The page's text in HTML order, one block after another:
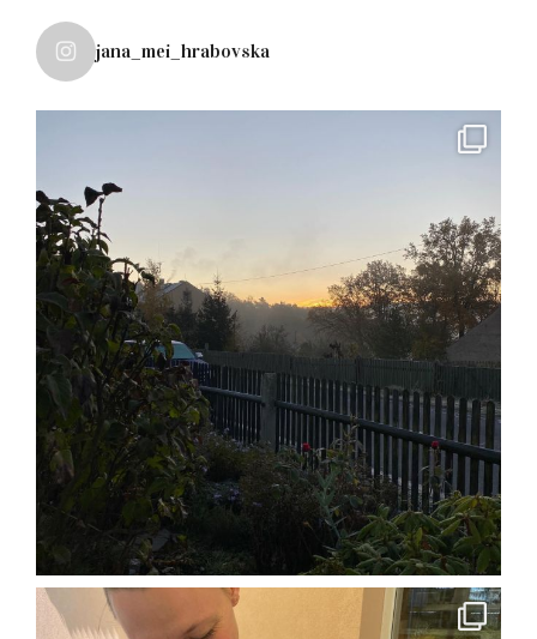
jana_mei_hrabovska